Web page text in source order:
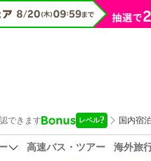
高速バス・ツアー
海外旅